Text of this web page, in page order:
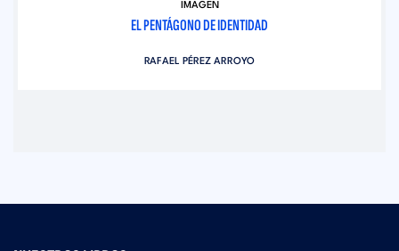
IMAGEN
EL PENTÁGONO DE IDENTIDAD
RAFAEL PÉREZ ARROYO